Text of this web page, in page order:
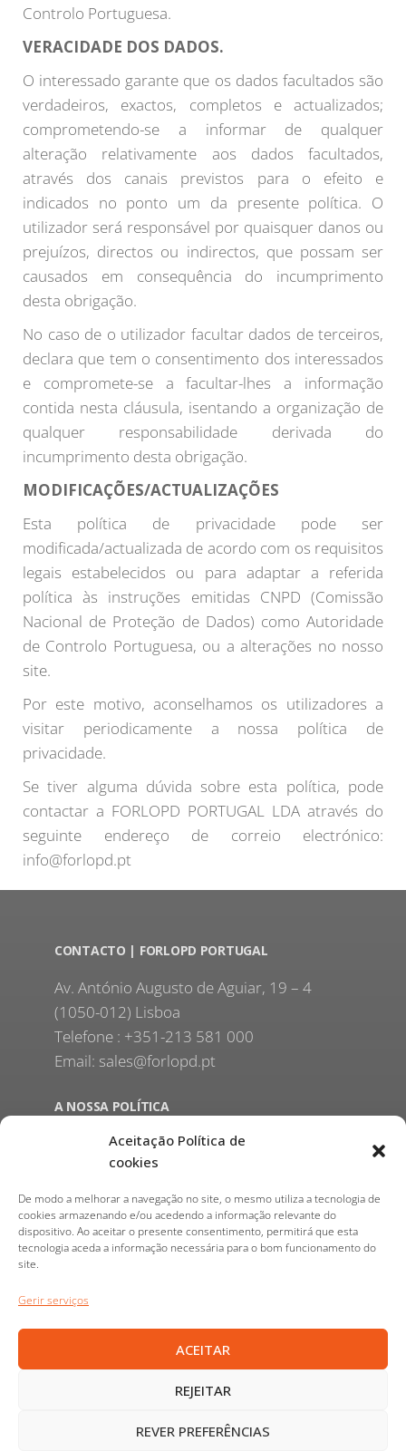
Aceitação Política de
cookies
De modo a melhorar a navegação no site, o mesmo utiliza a tecnologia de
cookies armazenando e/ou acedendo a informação relevante do
dispositivo. Ao aceitar o presente consentimento, permitirá que esta
tecnologia aceda a informação necessária para o bom funcionamento do
site.
Gerir serviços
ACEITAR
REJEITAR
REVER PREFERÊNCIAS
Controlo Portuguesa.
VERACIDADE DOS DADOS.
O interessado garante que os dados facultados são
verdadeiros, exactos, completos e actualizados;
comprometendo-se a informar de qualquer
alteração relativamente aos dados facultados,
através dos canais previstos para o efeito e
indicados no ponto um da presente política. O
utilizador será responsável por quaisquer danos ou
prejuízos, directos ou indirectos, que possam ser
causados em consequência do incumprimento
desta obrigação.
No caso de o utilizador facultar dados de terceiros,
declara que tem o consentimento dos interessados
e compromete-se a facultar-lhes a informação
contida nesta cláusula, isentando a organização de
qualquer responsabilidade derivada do
incumprimento desta obrigação.
MODIFICAÇÕES/ACTUALIZAÇÕES
Esta política de privacidade pode ser
modificada/actualizada de acordo com os requisitos
legais estabelecidos ou para adaptar a referida
política às instruções emitidas CNPD (Comissão
Nacional de Proteção de Dados) como Autoridade
de Controlo Portuguesa, ou a alterações no nosso
site.
Por este motivo, aconselhamos os utilizadores a
visitar periodicamente a nossa política de
privacidade.
Se tiver alguma dúvida sobre esta política, pode
contactar a FORLOPD PORTUGAL LDA através do
seguinte endereço de correio electrónico:
info@forlopd.pt
CONTACTO | FORLOPD PORTUGAL
Av. António Augusto de Aguiar, 19 – 4
(1050-012) Lisboa
Telefone : +351-213 581 000
Email: sales@forlopd.pt
A NOSSA POLÍTICA
Aviso Legal
Política de Privacidade
Politica de Cookies
Termos e condições gerais dos serviços
SEGUNDA-FEIRA A SEXTA-FEIRA: 9:00-18:00
FORLOPD ESPAÑA
Calle Menorca 19